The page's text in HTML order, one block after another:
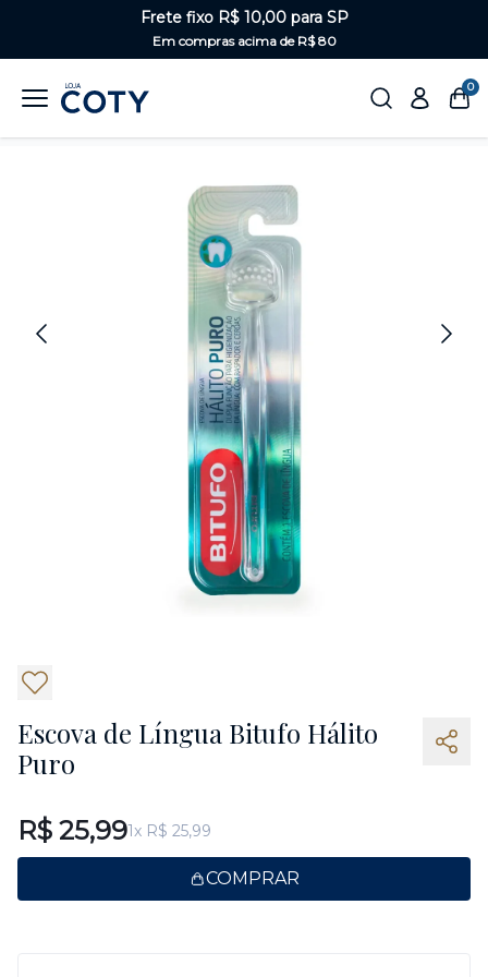
Frete fixo R$ 10,00 para SP
Em compras acima de R$ 80
0
Escova de Língua Bitufo Hálito
Puro
R$ 25,991x R$ 25,99
COMPRAR